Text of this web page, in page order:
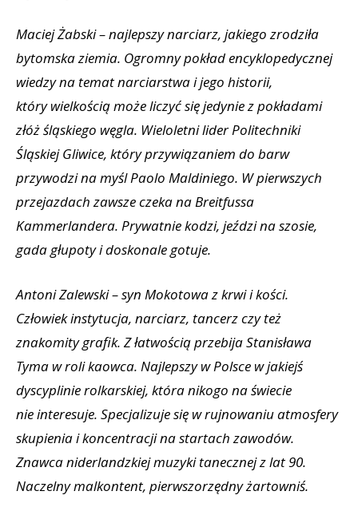
Maciej Żabski – najlepszy narciarz, jakiego zrodziła
bytomska ziemia. Ogromny pokład encyklopedycznej
wiedzy na temat narciarstwa i jego historii,
który wielkością może liczyć się jedynie z pokładami
złóż śląskiego węgla. Wieloletni lider Politechniki
Śląskiej Gliwice, który przywiązaniem do barw
przywodzi na myśl Paolo Maldiniego. W pierwszych
przejazdach zawsze czeka na Breitfussa
Kammerlandera. Prywatnie kodzi, jeździ na szosie,
gada głupoty i doskonale gotuje.
Antoni Zalewski – syn Mokotowa z krwi i kości.
Człowiek instytucja, narciarz, tancerz czy też
znakomity grafik. Z łatwością przebija Stanisława
Tyma w roli kaowca. Najlepszy w Polsce w jakiejś
dyscyplinie rolkarskiej, która nikogo na świecie
nie interesuje. Specjalizuje się w rujnowaniu atmosfery
skupienia i koncentracji na startach zawodów.
Znawca niderlandzkiej muzyki tanecznej z lat 90.
Naczelny malkontent, pierwszorzędny żartowniś.